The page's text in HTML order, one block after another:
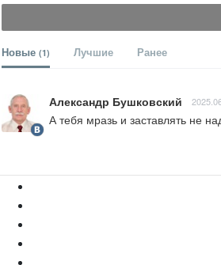
Новые (1) Лучшие Ранее
Александр Бушковский
А тебя мразь и заставлять не